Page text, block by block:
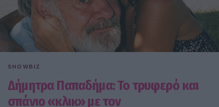
SHOWBIZ
Δήμητρα Παπαδήμα: Το τρυφερό και
σπάνιο «κλικ» με τον